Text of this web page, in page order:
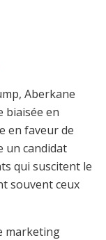
Aberkane
biaisée en
en faveur de
un candidat
qui suscitent le
souvent ceux
marketing